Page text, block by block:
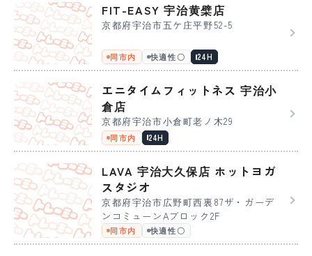
FIT-EASY 宇治黄檗店
京都府宇治市五ケ庄平野52-5
同市内 快適性〇 24H
エニタイムフィットネス 宇治小
倉店
京都府宇治市小倉町老ノ木29
同市内 24H
LAVA 宇治大久保店 ホットヨガ
スタジオ
京都府宇治市広野町西裏87ザ・ガーデ
ンコミューンAブロック2F
同市内 快適性〇